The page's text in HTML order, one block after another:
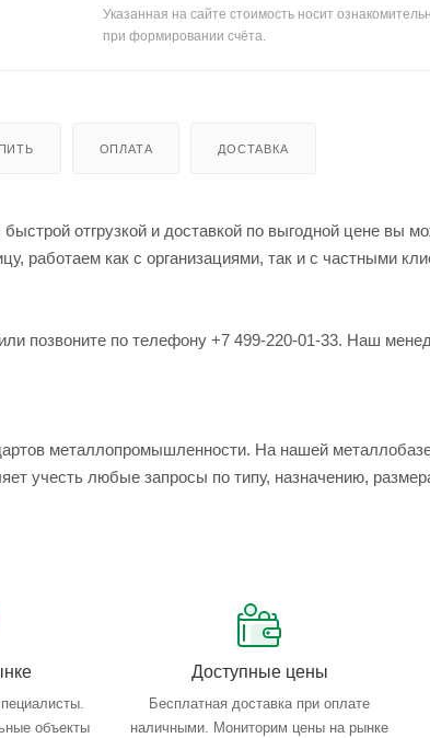
Указанная на сайте стоимость носит
при формировании счёта.
ОПЛАТА ДОСТАВКА
отгрузкой и доставкой по выгодной цене вы
работаем как с организациями, так и с частными
позвоните по телефону +7 499-220-01-33. Наш
металлопромышленности. На нашей
учесть любые запросы по типу, назначению,
объекты
Доступные цены
Бесплатная доставка при оплате
наличными. Мониторим цены на рынке